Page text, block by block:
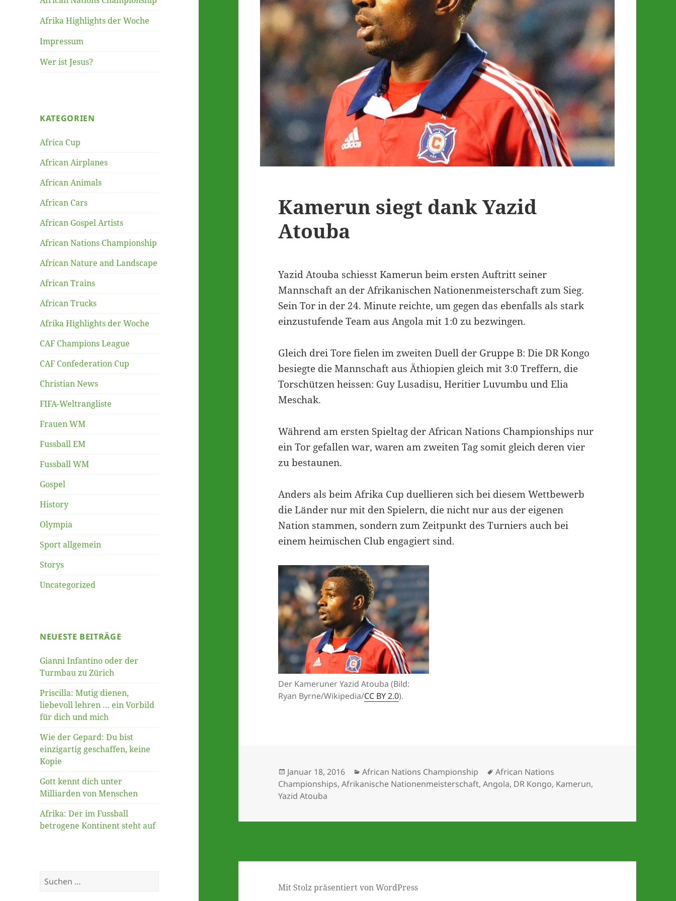
Afrika Highlights der Woche
Impressum
Wer ist Jesus?
KATEGORIEN
Africa Cup
African Airplanes
African Animals
African Cars
African Gospel Artists
African Nations Championship
African Nature and Landscape
African Trains
African Trucks
Afrika Highlights der Woche
CAF Champions League
CAF Confederation Cup
Christian News
FIFA-Weltrangliste
Frauen WM
Fussball EM
Fussball WM
Gospel
History
Olympia
Sport allgemein
Storys
Uncategorized
NEUESTE BEITRÄGE
Gianni Infantino oder der
Turmbau zu Zürich
Priscilla: Mutig dienen,
liebevoll lehren … ein Vorbild
für dich und mich
Wie der Gepard: Du bist
einzigartig geschaffen, keine
Kopie
Gott kennt dich unter
Milliarden von Menschen
Afrika: Der im Fussball
betrogene Kontinent steht auf
Suche
nach:
Kamerun siegt dank Yazid
Atouba
Yazid Atouba schiesst Kamerun beim ersten Auftritt seiner
Mannschaft an der Afrikanischen Nationenmeisterschaft zum Sieg.
Sein Tor in der 24. Minute reichte, um gegen das ebenfalls als stark
einzustufende Team aus Angola mit 1:0 zu bezwingen.
Gleich drei Tore fielen im zweiten Duell der Gruppe B: Die DR Kongo
besiegte die Mannschaft aus Äthiopien gleich mit 3:0 Treffern, die
Torschützen heissen: Guy Lusadisu, Heritier Luvumbu und Elia
Meschak.
Während am ersten Spieltag der African Nations Championships nur
ein Tor gefallen war, waren am zweiten Tag somit gleich deren vier
zu bestaunen.
Anders als beim Afrika Cup duellieren sich bei diesem Wettbewerb
die Länder nur mit den Spielern, die nicht nur aus der eigenen
Nation stammen, sondern zum Zeitpunkt des Turniers auch bei
einem heimischen Club engagiert sind.
Der Kameruner Yazid Atouba (Bild:
Ryan Byrne/Wikipedia/CC BY 2.0).
Veröffentlicht
am
Januar 18, 2016 Kategorien
African Nations Championship Schlagwörter
African Nations
Championships,Afrikanische Nationenmeisterschaft,Angola, DR Kongo, Kamerun,
Yazid Atouba
Mit Stolz präsentiert von WordPress